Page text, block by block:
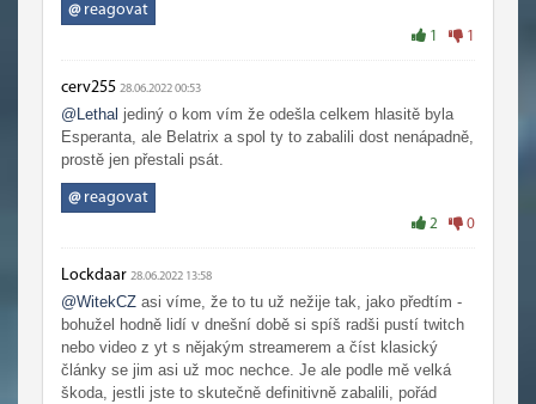
@reagovat
1 1
cerv255 28.06.2022 00:53
@Lethal jediný o kom vím že odešla celkem hlasitě byla
Esperanta, ale Belatrix a spol ty to zabalili dost nenápadně,
prostě jen přestali psát.
@reagovat
2 0
Lockdaar 28.06.2022 13:58
@WitekCZ asi víme, že to tu už nežije tak, jako předtím -
bohužel hodně lidí v dnešní době si spíš radši pustí twitch
nebo video z yt s nějakým streamerem a číst klasický
články se jim asi už moc nechce. Je ale podle mě velká
škoda, jestli jste to skutečně definitivně zabalili, pořád